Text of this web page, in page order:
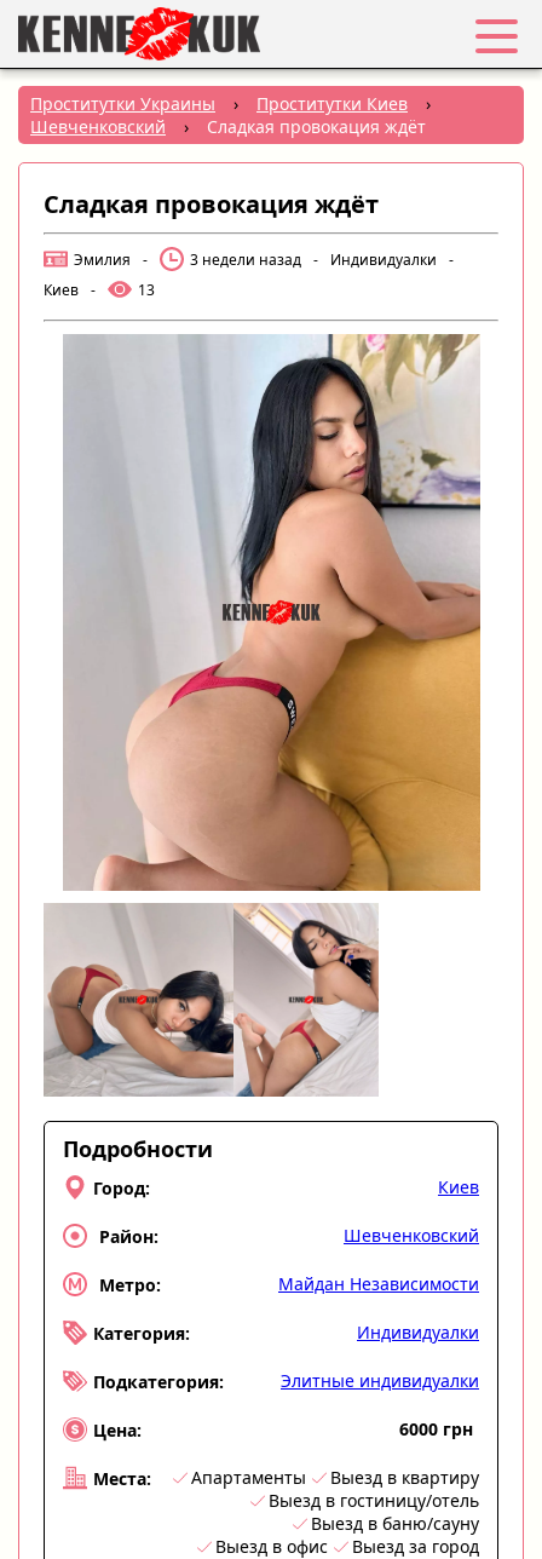
Избранное
Вход
Регистрация
Города:
РУС|
УКР
Создать объявление
Проститутки Украины › Проститутки Киев
›
Шевченковский
› Сладкая провокация ждёт
Сладкая провокация ждёт
Эмилия - 3 недели назад - Индивидуалки
-
Киев - 13
Подробности
Город: Киев
Район: Шевченковский
Метро: Майдан Независимости
Категория: Индивидуалки
Подкатегория: Элитные индивидуалки
Цена: 6000 грн
Места: Апартаменты
Выезд в квартиру
Выезд в гостиницу/отель
Выезд в баню/сауну
Выезд в офис
Выезд за город